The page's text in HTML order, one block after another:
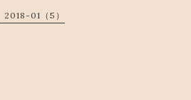
2018-01（5）